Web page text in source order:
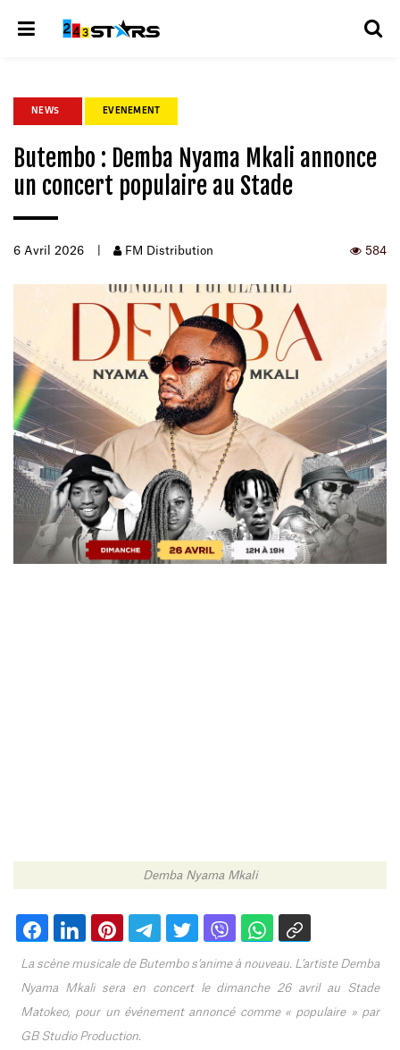
NEWS EVENEMENT
Butembo : Demba Nyama Mkali annonce
un concert populaire au Stade
6 Avril 2026 FM Distribution 584
Demba Nyama Mkali
La scène musicale de Butembo s’anime à nouveau. L’artiste Demba
Nyama Mkali sera en concert le dimanche 26 avril au Stade
Matokeo, pour un événement annoncé comme « populaire » par
GB Studio Production.